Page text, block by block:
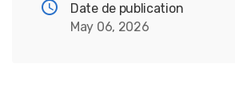
Date de publication
May 06, 2026